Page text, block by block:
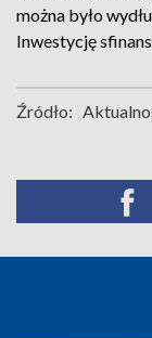
można było
Inwestycję
Źródło: